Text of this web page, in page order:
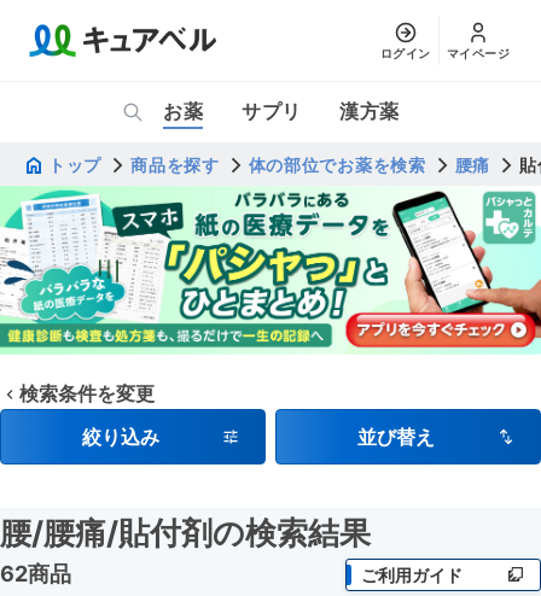
ログイン マイページ
お薬 サプリ 漢方薬
トップ 商品を探す 体の部位でお薬を検索 腰痛
検索条件を変更
絞り込み
並び替え
腰/腰痛/貼付剤の検索結果
62商品 ご利用ガイド